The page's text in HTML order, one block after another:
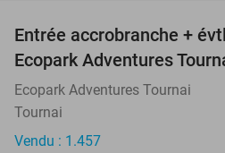
Entrée accrobranche +
Ecopark Adventures
Ecopark Adventures Tournai
Tournai
Vendu : 1.457